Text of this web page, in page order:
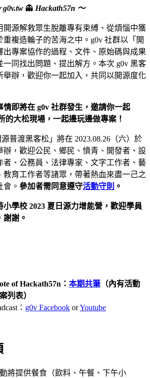
g0v.tw 👻 Hackath57n ～
開源解救眾生脫離專有束縛、從煩惱中獲
複造輪子的苦海之中。g0v 社群以「開
出專案協作的過程、文件、原始碼與成果
一同找出問題、提出解方。本次 g0v 黑客
舉辦，歡迎你一起加入，共同以開源度化
即將在 g0v 社群發生，邀請你一起
的大松現場，一起邊玩邊做專案！
源普渡黑客松」將在 2023.08.26（六）於
辦，歡迎公民、鄉民、憤青、開發者、設
者、公務員、法律專家、文字工作者、藝
教育工作者等諸眾，帶著熱血來盡一己之
。 參加者需同意遵守活動守則 。
學校 2023 夏日源力增能營，歡迎學員
謝。
of Hackath57n： 本期共筆 （內有活動
列表）
： g0v Facebook orYoutube
將提供餐食（飲料、午餐、下午小